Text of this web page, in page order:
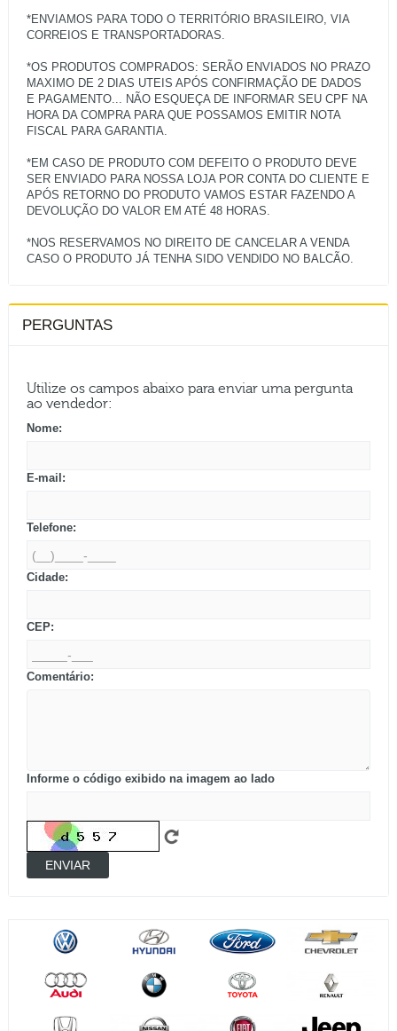
*ENVIAMOS PARA TODO O TERRITÓRIO BRASILEIRO, VIA
CORREIOS E TRANSPORTADORAS.
*OS PRODUTOS COMPRADOS: SERÃO ENVIADOS NO PRAZO
MAXIMO DE 2 DIAS UTEIS APÓS CONFIRMAÇÃO DE DADOS
E PAGAMENTO... NÃO ESQUEÇA DE INFORMAR SEU CPF NA
HORA DA COMPRA PARA QUE POSSAMOS EMITIR NOTA
FISCAL PARA GARANTIA.
*EM CASO DE PRODUTO COM DEFEITO O PRODUTO DEVE
SER ENVIADO PARA NOSSA LOJA POR CONTA DO CLIENTE E
APÓS RETORNO DO PRODUTO VAMOS ESTAR FAZENDO A
DEVOLUÇÃO DO VALOR EM ATÉ 48 HORAS.
*NOS RESERVAMOS NO DIREITO DE CANCELAR A VENDA
PERGUNTAS
Utilize os campos abaixo para enviar uma pergunta
ao vendedor:
Nome:
E-mail:
Telefone:
Cidade:
CEP:
Comentário:
Informe o código exibido na imagem ao lado
ENVIAR